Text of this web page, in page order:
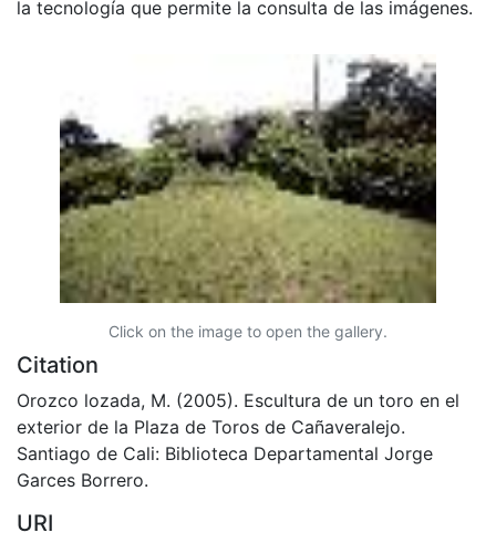
la tecnología que permite la consulta de las imágenes.
Click on the image to open the gallery.
Citation
Orozco lozada, M. (2005). Escultura de un toro en el
exterior de la Plaza de Toros de Cañaveralejo.
Santiago de Cali: Biblioteca Departamental Jorge
Garces Borrero.
URI